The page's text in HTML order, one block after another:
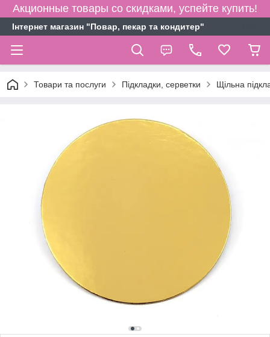
Акционные товары со скидками, успейте купить!
Інтернет магазин "Повар, пекар та кондитер"
Товари та послуги Підкладки, серветки Щільна